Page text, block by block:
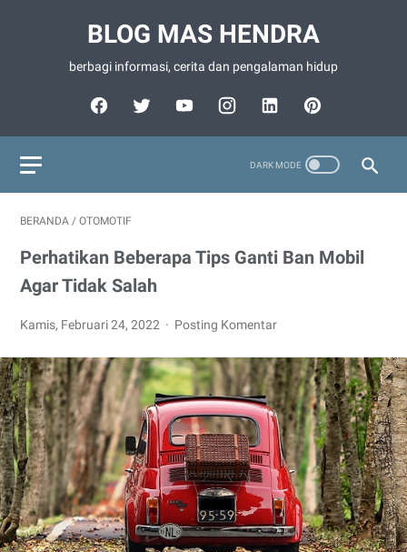
BLOG MAS HENDRA
berbagi informasi, cerita dan pengalaman hidup
BERANDA / OTOMOTIF
Perhatikan Beberapa Tips Ganti Ban Mobil
Agar Tidak Salah
Kamis, Februari 24, 2022 Posting Komentar